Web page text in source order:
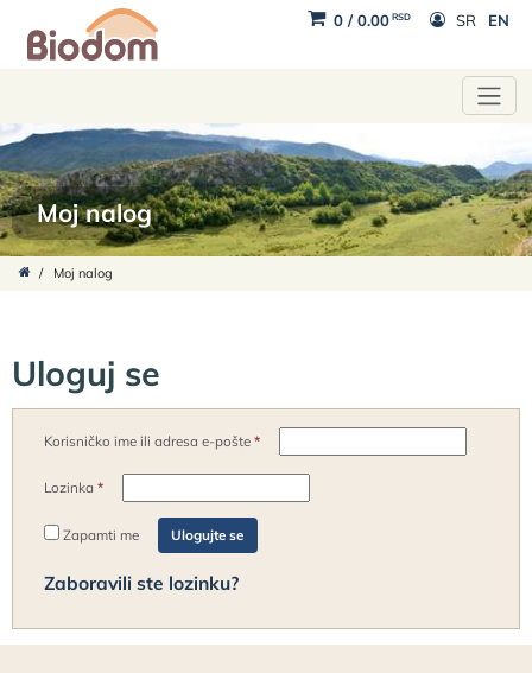
0/0.00 RSD SR EN
Moj nalog
/ Moj nalog
Uloguj se
Korisničko ime ili adresa e-pošte *
Lozinka *
Zapamti me Ulogujte se
Zaboravili ste lozinku?